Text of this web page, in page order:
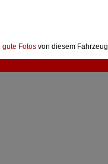
gute Fotos von diesem